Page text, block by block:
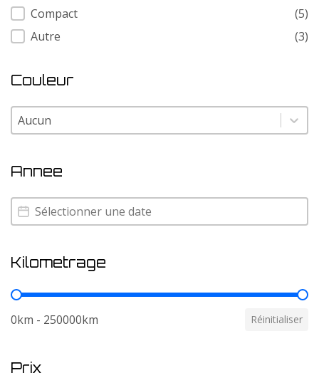
Compact
(5)
Autre
(3)
Couleur
Couleur
Couleur
Annee
Annee
Annee
Kilometrage
Kilometrage
0km - 250000km Réinitialiser
Prix